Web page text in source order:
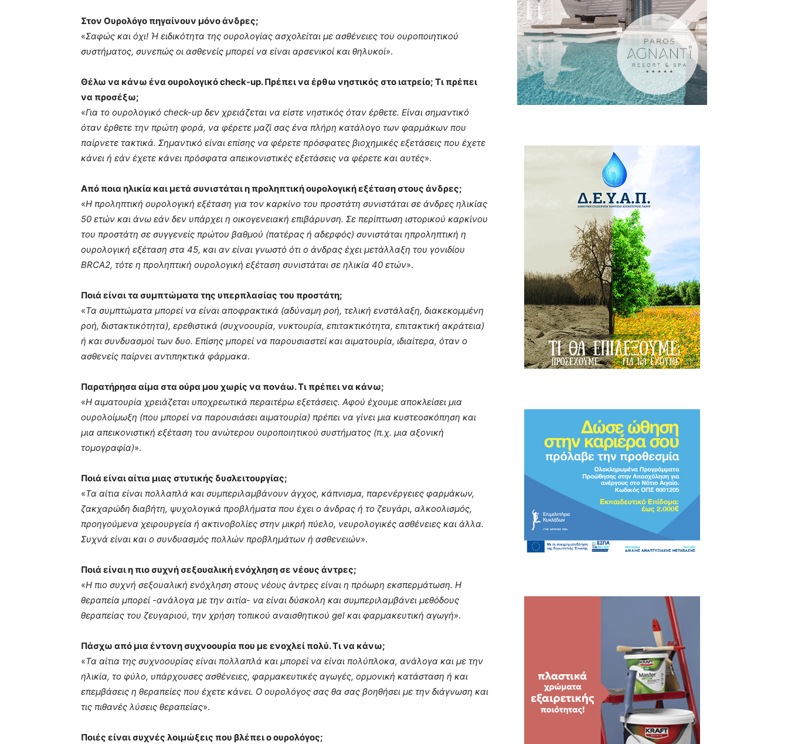
Στον Ουρολόγο πηγαίνουν μόνο άνδρες;
«Σαφώς και όχι! Ή ειδικότητα της ουρολογίας ασχολείται με ασθένειες του ουροποιητικού
συστήματος, συνεπώς οι ασθενείς μπορεί να είναι αρσενικοί και θηλυκοί».
Θέλω να κάνω ένα ουρολογικό check-up. Πρέπει να έρθω νηστικός στο ιατρείο; Τι πρέπει
να προσέξω;
«Για το ουρολογικό check-up δεν χρειάζεται να είστε νηστικός όταν έρθετε. Είναι σημαντικό
όταν έρθετε την πρώτη φορά, να φέρετε μαζί σας ένα πλήρη κατάλογο των φαρμάκων που
παίρνετε τακτικά. Σημαντικό είναι επίσης να φέρετε πρόσφατες βιοχημικές εξετάσεις που έχετε
κάνει ή εάν έχετε κάνει πρόσφατα απεικονιστικές εξετάσεις να φέρετε και αυτές».
Από ποια ηλικία και μετά συνιστάται η προληπτική ουρολογική εξέταση στους άνδρες;
«H προληπτική ουρολογική εξέταση για τον καρκίνο του προστάτη συνιστάται σε άνδρες ηλικίας
50 ετών και άνω εάν δεν υπάρχει η οικογενειακή επιβάρυνση. Σε περίπτωση ιστορικού καρκίνου
του προστάτη σε συγγενείς πρώτου βαθμού (πατέρας ή αδερφός) συνιστάται ηπροληπτική η
ουρολογική εξέταση στα 45, και αν είναι γνωστό ότι ο άνδρας έχει μετάλλαξη του γονιδίου
BRCA2, τότε η προληπτική ουρολογική εξέταση συνιστάται σε ηλικία 40 ετών».
Ποιά είναι τα συμπτώματα της υπερπλασίας του προστάτη;
«Τα συμπτώματα μπορεί να είναι αποφρακτικά (αδύναμη ροή, τελική ενστάλαξη, διακεκομμένη
ροή, διστακτικότητα), ερεθιστικά (συχνοουρία, νυκτουρία, επιτακτικότητα, επιτακτική ακράτεια)
ή και συνδυασμοί των δυο. Επίσης μπορεί να παρουσιαστεί και αιματουρία, ιδιαίτερα, όταν ο
ασθενείς παίρνει αντιπηκτικά φάρμακα.
Παρατήρησα αίμα στα ούρα μου χωρίς να πονάω. Τι πρέπει να κάνω;
«Η αιματουρία χρειάζεται υποχρεωτικά περαιτέρω εξετάσεις. Αφού έχουμε αποκλείσει μια
ουρολοίμωξη (που μπορεί να παρουσιάσει αιματουρία) πρέπει να γίνει μια κυστεοσκόπηση και
μια απεικονιστική εξέταση του ανώτερου ουροποιητικού συστήματος (π.χ. μια αξονική
τομογραφία)».
Ποιά είναι αίτια μιας στυτικής δυσλειτουργίας;
«Τα αίτια είναι πολλαπλά και συμπεριλαμβάνουν άγχος, κάπνισμα, παρενέργειες φαρμάκων,
ζακχαρώδη διαβήτη, ψυχολογικά προβλήματα που έχει ο άνδρας ή το ζευγάρι, αλκοολισμός,
προηγούμενα χειρουργεία ή ακτινοβολίες στην μικρή πύελο, νευρολογικές ασθένειες και άλλα.
Συχνά είναι και ο συνδυασμός πολλών προβλημάτων ή ασθενειών».
Ποιά είναι η πιο συχνή σεξουαλική ενόχληση σε νέους άντρες;
«Η πιο συχνή σεξουαλική ενόχληση στους νέους άντρες είναι η πρόωρη εκσπερμάτωση. Η
θεραπεία μπορεί -ανάλογα με την αιτία- να είναι δύσκολη και συμπεριλαμβάνει μεθόδους
θεραπείας του ζευγαριού, την χρήση τοπικού αναισθητικού gel και φαρμακευτική αγωγή».
Πάσχω από μια έντονη συχνοουρία που με ενοχλεί πολύ. Τι να κάνω;
«Τα αίτια της συχνοουρίας είναι πολλαπλά και μπορεί να είναι πολύπλοκα, ανάλογα και με την
ηλικία, το φύλο, υπάρχουσες ασθένειες, φαρμακευτικές αγωγές, ορμονική κατάσταση ή και
επεμβάσεις η θεραπείες που έχετε κάνει. Ο ουρολόγος σας θα σας βοηθήσει με την διάγνωση και
τις πιθανές λύσεις θεραπείας».
Ποιές είναι συχνές λοιμώξεις που βλέπει ο ουρολόγος;